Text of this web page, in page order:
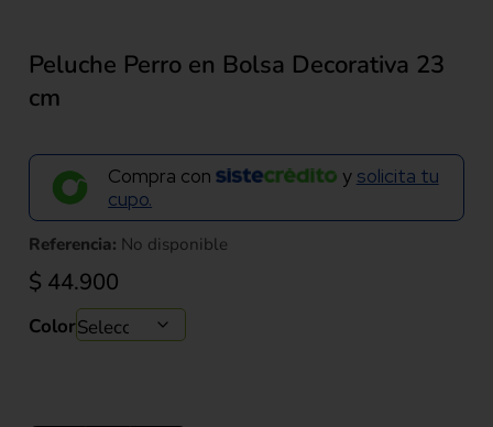
Peluche Perro en Bolsa Decorativa 23
cm
Compra con y solicita tu
cupo.
Referencia: No disponible
$ 44.900
Color